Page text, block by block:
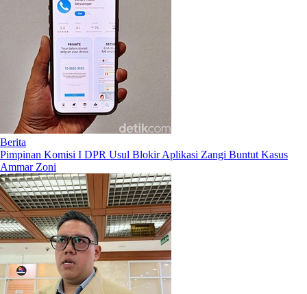
Berita
Pimpinan Komisi I DPR Usul Blokir Aplikasi Zangi Buntut Kasus
Ammar Zoni